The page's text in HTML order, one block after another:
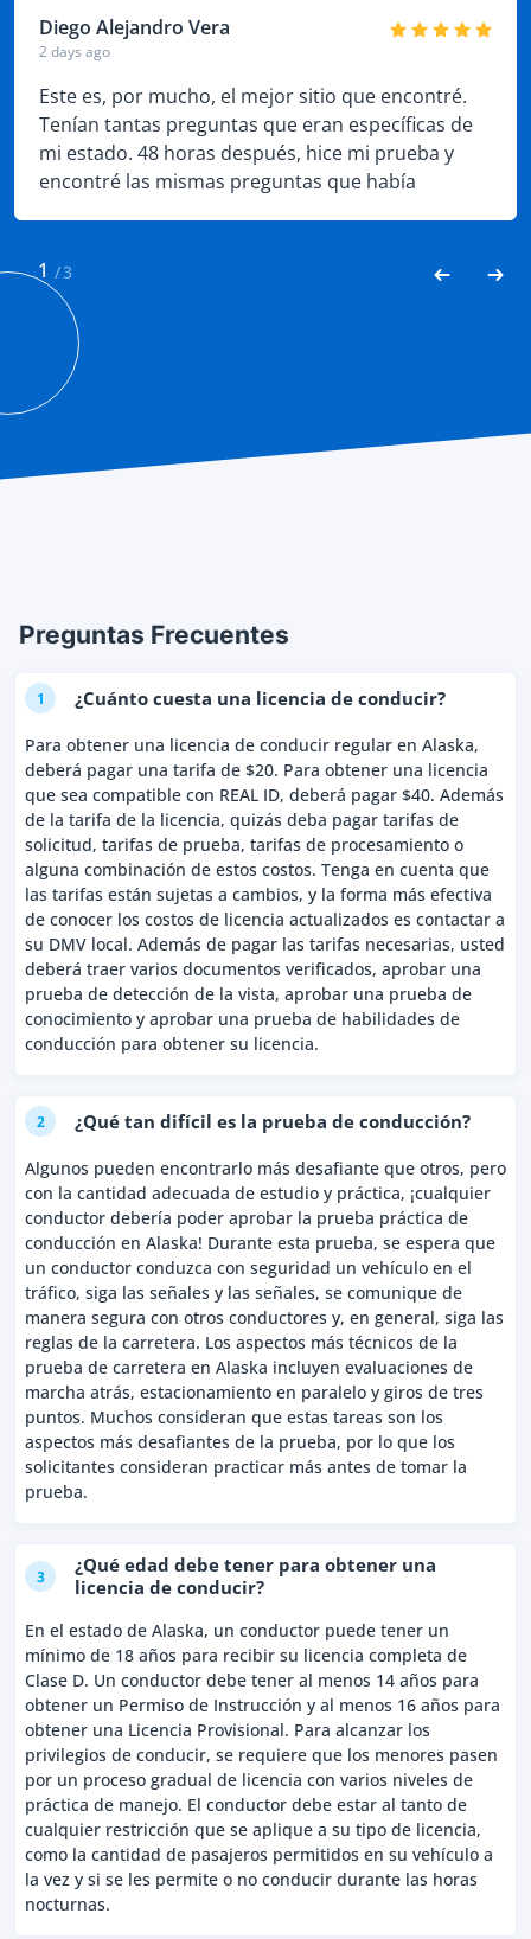
Diego Alejandro Vera
2 days ago
Este es, por mucho, el mejor sitio que encontré.
Tenían tantas preguntas que eran específicas de
mi estado. 48 horas después, hice mi prueba y
encontré las mismas preguntas que había
1 /3
Preguntas Frecuentes
1 ¿Cuánto cuesta una licencia de conducir?
Para obtener una licencia de conducir regular en Alaska,
deberá pagar una tarifa de $20. Para obtener una licencia
que sea compatible con REAL ID, deberá pagar $40. Además
de la tarifa de la licencia, quizás deba pagar tarifas de
solicitud, tarifas de prueba, tarifas de procesamiento o
alguna combinación de estos costos. Tenga en cuenta que
las tarifas están sujetas a cambios, y la forma más efectiva
de conocer los costos de licencia actualizados es contactar a
su DMV local. Además de pagar las tarifas necesarias, usted
deberá traer varios documentos verificados, aprobar una
prueba de detección de la vista, aprobar una prueba de
conocimiento y aprobar una prueba de habilidades de
conducción para obtener su licencia.
2 ¿Qué tan difícil es la prueba de conducción?
Algunos pueden encontrarlo más desafiante que otros, pero
con la cantidad adecuada de estudio y práctica, ¡cualquier
conductor debería poder aprobar la prueba práctica de
conducción en Alaska! Durante esta prueba, se espera que
un conductor conduzca con seguridad un vehículo en el
tráfico, siga las señales y las señales, se comunique de
manera segura con otros conductores y, en general, siga las
reglas de la carretera. Los aspectos más técnicos de la
prueba de carretera en Alaska incluyen evaluaciones de
marcha atrás, estacionamiento en paralelo y giros de tres
puntos. Muchos consideran que estas tareas son los
aspectos más desafiantes de la prueba, por lo que los
solicitantes consideran practicar más antes de tomar la
prueba.
3
¿Qué edad debe tener para obtener una
licencia de conducir?
En el estado de Alaska, un conductor puede tener un
mínimo de 18 años para recibir su licencia completa de
Clase D. Un conductor debe tener al menos 14 años para
obtener un Permiso de Instrucción y al menos 16 años para
obtener una Licencia Provisional. Para alcanzar los
privilegios de conducir, se requiere que los menores pasen
por un proceso gradual de licencia con varios niveles de
práctica de manejo. El conductor debe estar al tanto de
cualquier restricción que se aplique a su tipo de licencia,
como la cantidad de pasajeros permitidos en su vehículo a
la vez y si se les permite o no conducir durante las horas
nocturnas.